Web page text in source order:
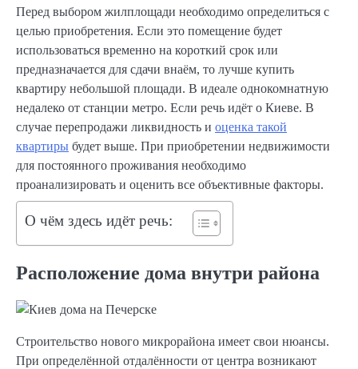
Перед выбором жилплощади необходимо определиться с
целью приобретения. Если это помещение будет
использоваться временно на короткий срок или
предназначается для сдачи внаём, то лучше купить
квартиру небольшой площади. В идеале однокомнатную
недалеко от станции метро. Если речь идёт о Киеве. В
случае перепродажи ликвидность и оценка такой
квартиры будет выше. При приобретении недвижимости
для постоянного проживания необходимо
проанализировать и оценить все объективные факторы.
О чём здесь идёт речь:
Расположение дома внутри района
Строительство нового микрорайона имеет свои нюансы.
При определённой отдалённости от центра возникают